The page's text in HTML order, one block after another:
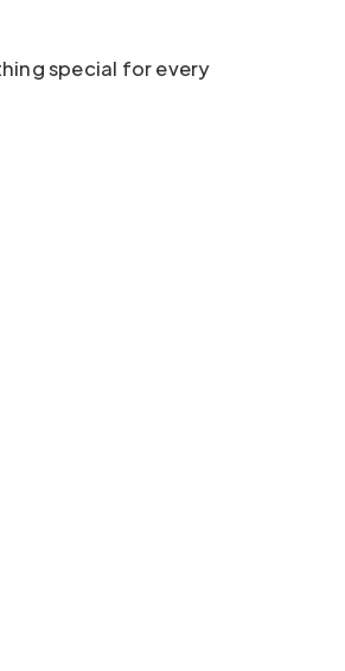
special for every